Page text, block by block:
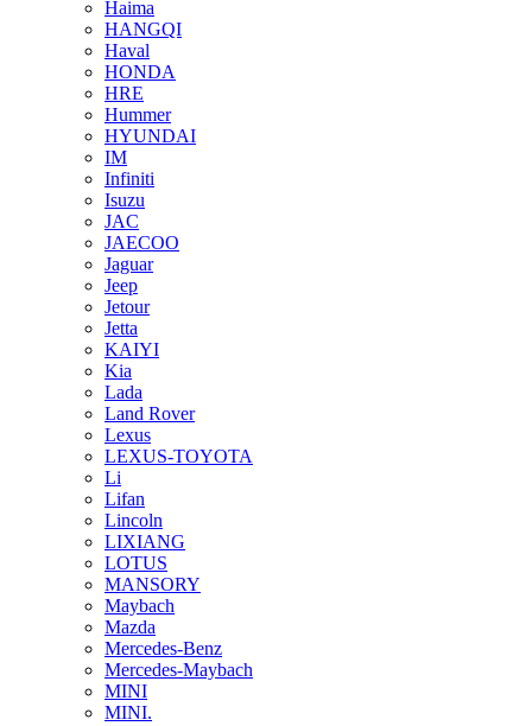
Haima
HANGQI
Haval
HONDA
HRE
Hummer
HYUNDAI
IM
Infiniti
Isuzu
JAC
JAECOO
Jaguar
Jeep
Jetour
Jetta
KAIYI
Kia
Lada
Land Rover
Lexus
LEXUS-TOYOTA
Li
Lifan
Lincoln
LIXIANG
LOTUS
MANSORY
Maybach
Mazda
Mercedes-Benz
Mercedes-Maybach
MINI
MINI.